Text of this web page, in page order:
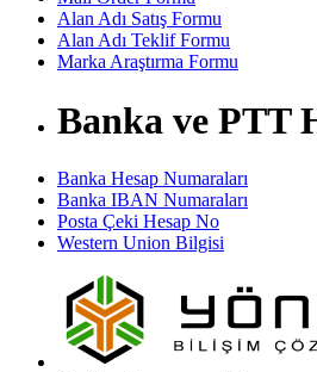
Alan Adı Satış Formu
Alan Adı Teklif Formu
Marka Araştırma Formu
Banka ve PTT
Banka Hesap Numaraları
Banka IBAN Numaraları
Posta Çeki Hesap No
Western Union Bilgisi